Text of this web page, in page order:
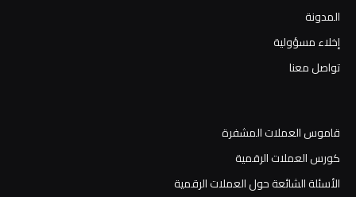
المدونة
إخلاء مسؤولية
تواصل معنا
قاموس العملات المشفرة
كورس العملات الرقمية
الأسئلة الشائعة حول العملات الرقمية